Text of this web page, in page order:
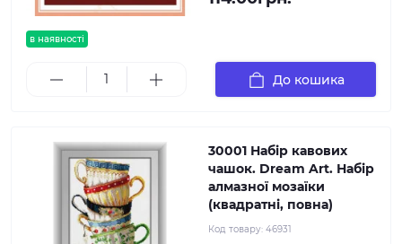
в наявності
До кошика
30001 Набір кавових
чашок. Dream Art. Набір
алмазної мозаїки
(квадратні, повна)
Код товару: 46931